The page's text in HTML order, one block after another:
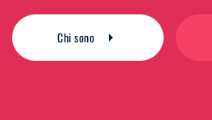
Chi sono